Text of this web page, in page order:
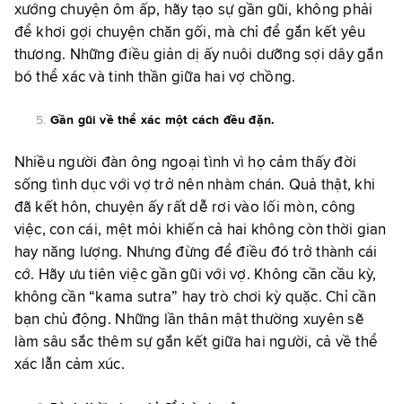
xướng chuyện ôm ấp, hãy tạo sự gần gũi, không phải
để khơi gợi chuyện chăn gối, mà chỉ để gắn kết yêu
thương. Những điều giản dị ấy nuôi dưỡng sợi dây gắn
bó thể xác và tinh thần giữa hai vợ chồng.
Gần gũi về thể xác một cách đều đặn.
Nhiều người đàn ông ngoại tình vì họ cảm thấy đời
sống tình dục với vợ trở nên nhàm chán. Quả thật, khi
đã kết hôn, chuyện ấy rất dễ rơi vào lối mòn, công
việc, con cái, mệt mỏi khiến cả hai không còn thời gian
hay năng lượng. Nhưng đừng để điều đó trở thành cái
cớ. Hãy ưu tiên việc gần gũi với vợ. Không cần cầu kỳ,
không cần “kama sutra” hay trò chơi kỳ quặc. Chỉ cần
bạn chủ động. Những lần thân mật thường xuyên sẽ
làm sâu sắc thêm sự gắn kết giữa hai người, cả về thể
xác lẫn cảm xúc.